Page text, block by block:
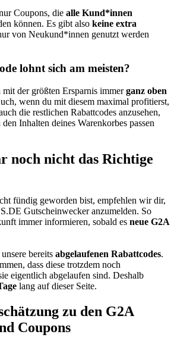
Coupons, die alle Kund*innen
können. Es gibt also keine extra
von Neukund*innen genutzt werden
lohnt sich am meisten?
der größten Ersparnis immerganz oben
wenn du mit diesem maximal profitierst,
die restlichen Rabattcodes anzusehen,
Inhalten deines Warenkorbes passen
noch nicht das Richtige
fündig geworden bist, empfehlen wir dir,
.DE Gutscheinweckeranzumelden. So
immer informieren, sobald es neue G2A
bereits abgelaufenen Rabattcodes.
dass diese trotzdem noch
eigentlich abgelaufen sind. Deshalb
lang auf dieser Seite.
zu den G2A
Coupons